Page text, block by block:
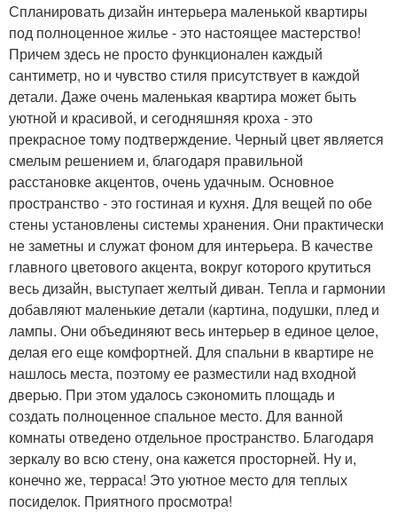
Спланировать дизайн интерьера маленькой квартиры
под полноценное жилье - это настоящее мастерство!
Причем здесь не просто функционален каждый
сантиметр, но и чувство стиля присутствует в каждой
детали. Даже очень маленькая квартира может быть
уютной и красивой, и сегодняшняя кроха - это
прекрасное тому подтверждение. Черный цвет является
смелым решением и, благодаря правильной
расстановке акцентов, очень удачным. Основное
пространство - это гостиная и кухня. Для вещей по обе
стены установлены системы хранения. Они практически
не заметны и служат фоном для интерьера. В качестве
главного цветового акцента, вокруг которого крутиться
весь дизайн, выступает желтый диван. Тепла и гармонии
добавляют маленькие детали (картина, подушки, плед и
лампы. Они объединяют весь интерьер в единое целое,
делая его еще комфортней. Для спальни в квартире не
нашлось места, поэтому ее разместили над входной
дверью. При этом удалось сэкономить площадь и
создать полноценное спальное место. Для ванной
комнаты отведено отдельное пространство. Благодаря
зеркалу во всю стену, она кажется просторней. Ну и,
конечно же, терраса! Это уютное место для теплых
посиделок. Приятного просмотра!